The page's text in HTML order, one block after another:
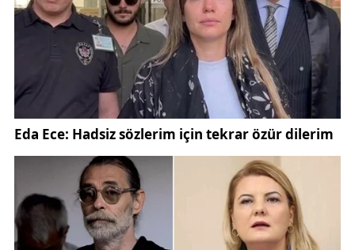
Ayrıca servis hattının, bağlantı bedelinin tahsilinden
itibaren en geç 30 gün içinde gaz arzına hazır hale
getirilmesi zorunlu olacak. Talep sahibinin onayıyla
bu süre 90 güne kadar uzatılabilecek. Gerekli
izinlerin alınamaması durumunda ise süre sonunda
bedel 5 iş günü içinde iade edilecek.
Bağlantı bedelinin kredi kartıyla 6 aya kadar taksitli
ödenebilmesine imkân tanınırken, oluşacak
finansman maliyetlerinin tarifelere yansıtılmayacağı
hükme bağlandı.